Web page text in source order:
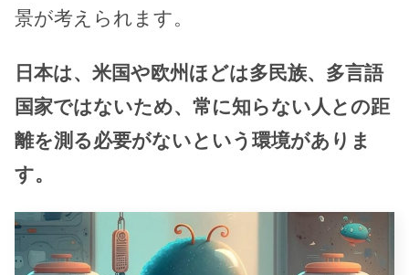
景が考えられます。
日本は、米国や欧州ほどは多民族、多言語
国家ではないため、常に知らない人との距
離を測る必要がないという環境がありま
す。